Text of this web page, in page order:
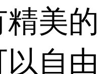
美的
自由